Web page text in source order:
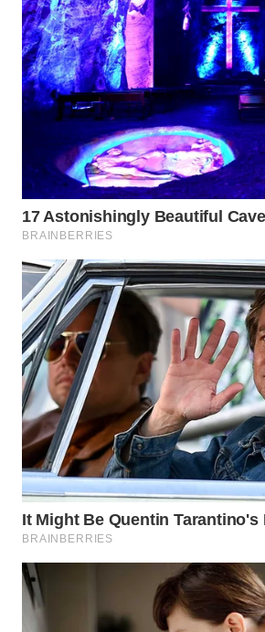
TINGGI
WN
PAKPAK
WN
KARAWANG
WN
BEKASI
WN
BOGOR
WN
DEPOK
WN
TAPANULI
UTARA
WN
SAMOSIR
WN
PADANG